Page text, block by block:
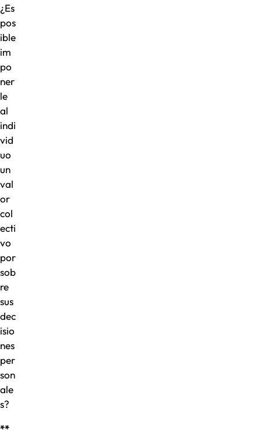
¿Es
pos
ible
im
po
ner
le
al
indi
vid
uo
un
val
or
col
ecti
vo
por
sob
re
sus
dec
isio
nes
per
son
ale
s?
**